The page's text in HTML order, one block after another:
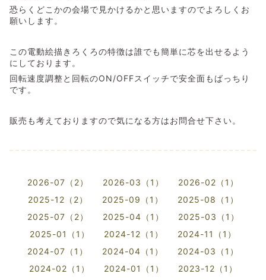
恐らくどこかの会場で見かけるかと思いますのでよろしくお
願いします。
この電動絵描きろくろの特徴は誰でも簡単に芯を出せるよう
にしております。
回転速度調整と回転のON/OFFスイッチで安全面もばっちり
です。
販売も考えておりますので気になる方はお問合せ下さい。
2026-07（2） 2026-03（1）
2026-02（1）
2025-12（2）
2025-09（1）
2025-08（1）
2025-07（2）
2025-04（1）
2025-03（1）
2025-01（1）
2024-12（1）
2024-11（1）
2024-07（1）
2024-04（1）
2024-03（1）
2024-02（1）
2024-01（1）
2023-12（1）